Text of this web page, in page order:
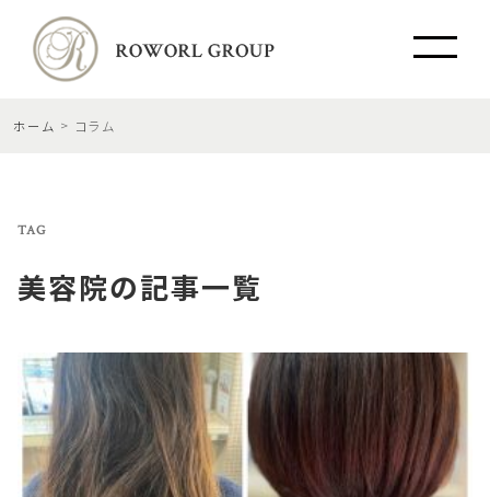
ホーム コラム
TAG
美容院の記事一覧